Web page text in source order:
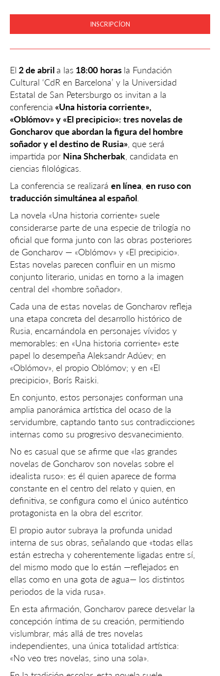
INSCRIPCÍON
El 2 de abrila las 18:00 horas la Fundación
Cultural ‘CdR en Barcelona’ y la Universidad
Estatal de San Petersburgo os invitan a la
conferencia «Una historia corriente»,
«Oblómov» y «El precipicio»: tres novelas de
Goncharov que abordan la figura del hombre
soñador y el destino de Rusia» , que será
impartida por Nina Shcherbak , candidata en
ciencias filológicas.
La conferencia se realizará en línea en ruso con
traducción simultánea al español
La novela «Una historia corriente» suele
considerarse parte de una especie de trilogía no
oficial que forma junto con las obras posteriores
de Goncharov — «Oblómov» y «El precipicio».
Estas novelas parecen confluir en un mismo
conjunto literario, unidas en torno a la imagen
central del «hombre soñador».
Cada una de estas novelas de Goncharov refleja
una etapa concreta del desarrollo histórico de
Rusia, encarnándola en personajes vívidos y
memorables: en «Una historia corriente» este
papel lo desempeña Aleksandr Adúev; en
«Oblómov», el propio Oblómov; y en «El
precipicio», Borís Raiski.
En conjunto, estos personajes conforman una
amplia panorámica artística del ocaso de la
servidumbre, captando tanto sus contradicciones
internas como su progresivo desvanecimiento.
No es casual que se afirme que «las grandes
novelas de Goncharov son novelas sobre el
idealista ruso»: es él quien aparece de forma
constante en el centro del relato y quien, en
definitiva, se configura como el único auténtico
protagonista en la obra del escritor.
El propio autor subraya la profunda unidad
interna de sus obras, señalando que «todas ellas
están estrecha y coherentemente ligadas entre sí,
del mismo modo que lo están —reflejados en
ellas como en una gota de agua— los distintos
periodos de la vida rusa».
En esta afirmación, Goncharov parece desvelar la
concepción íntima de su creación, permitiendo
vislumbrar, más allá de tres novelas
independientes, una única totalidad artística:
«No veo tres novelas, sino una sola».